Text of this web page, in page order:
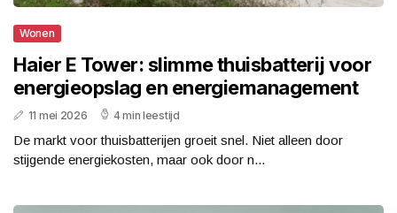
Wonen
Haier E Tower: slimme thuisbatterij voor
energieopslag en energiemanagement
11 mei 2026 4 min leestijd
De markt voor thuisbatterijen groeit snel. Niet alleen door
stijgende energiekosten, maar ook door n...